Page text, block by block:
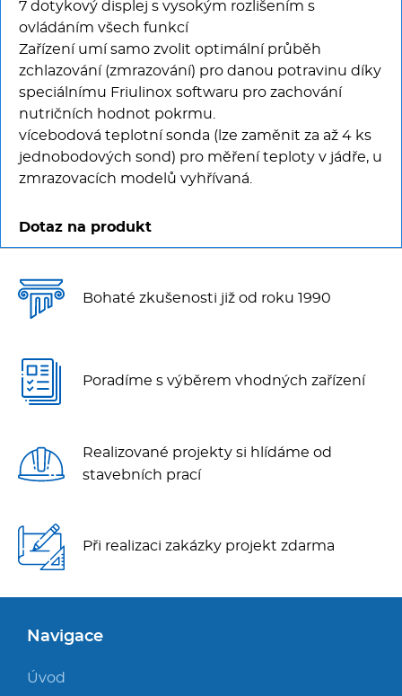
7 dotykový displej s vysokým rozlišením s
ovládáním všech funkcí
Zařízení umí samo zvolit optimální průběh
zchlazování (zmrazování) pro danou potravinu díky
speciálnímu Friulinox softwaru pro zachování
nutričních hodnot pokrmu.
vícebodová teplotní sonda (lze zaměnit za až 4 ks
jednobodových sond) pro měření teploty v jádře, u
zmrazovacích modelů vyhřívaná.
Dotaz na produkt
Bohaté zkušenosti již od roku 1990
Poradíme s výběrem vhodných zařízení
Realizované projekty si hlídáme od
stavebních prací
Při realizaci zakázky projekt zdarma
Navigace
Úvod